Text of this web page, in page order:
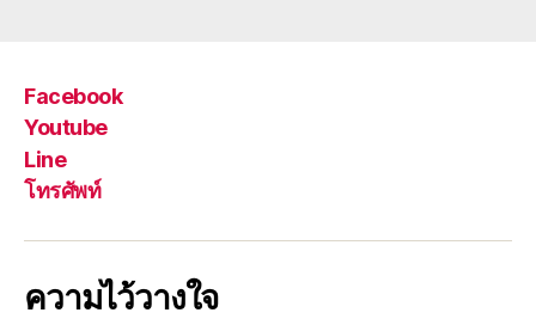
Facebook
Youtube
Line
โทรศัพท์
ความไว้วางใจ